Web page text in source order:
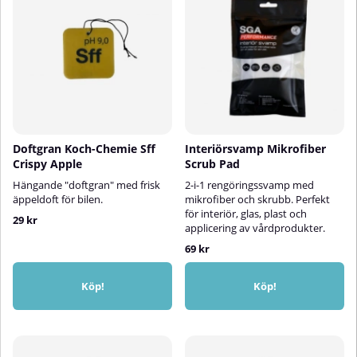
produkterna på en liten, dold yta
först.Förvaras frostfritt och utom
räckhåll för barn.Endast för slätt
ytfärgat läder, ej för mocka eller
Doftgran Koch-Chemie Sff
Crispy Apple
Hängande "doftgran" med frisk
äppeldoft för bilen.
29 kr
Köp!
Interiörsvamp Mikrofiber
Scrub Pad
2-i-1 rengöringssvamp med
mikrofiber och skrubb. Perfekt
för interiör, glas, plast och
applicering av vårdprodukter.
69 kr
Köp!